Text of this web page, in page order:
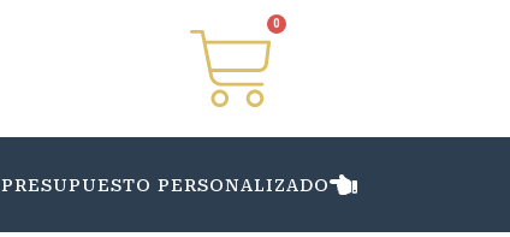
0
PRESUPUESTO PERSONALIZADO